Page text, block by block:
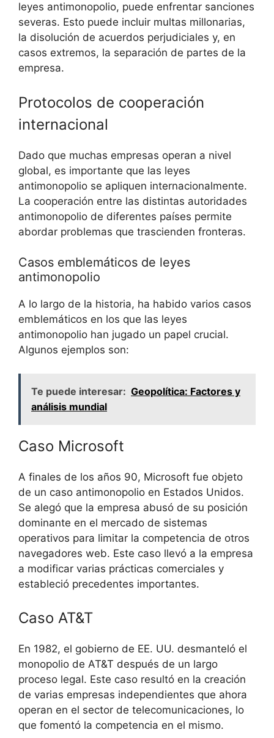
leyes antimonopolio, puede enfrentar sanciones
severas. Esto puede incluir multas millonarias,
la disolución de acuerdos perjudiciales y, en
casos extremos, la separación de partes de la
empresa.
Protocolos de cooperación
internacional
Dado que muchas empresas operan a nivel
global, es importante que las leyes
antimonopolio se apliquen internacionalmente.
La cooperación entre las distintas autoridades
antimonopolio de diferentes países permite
abordar problemas que trascienden fronteras.
Casos emblemáticos de leyes
antimonopolio
A lo largo de la historia, ha habido varios casos
emblemáticos en los que las leyes
antimonopolio han jugado un papel crucial.
Algunos ejemplos son:
Te puede interesar: Geopolítica: Factores y
análisis mundial
Caso Microsoft
A finales de los años 90, Microsoft fue objeto
de un caso antimonopolio en Estados Unidos.
Se alegó que la empresa abusó de su posición
dominante en el mercado de sistemas
operativos para limitar la competencia de otros
navegadores web. Este caso llevó a la empresa
a modificar varias prácticas comerciales y
estableció precedentes importantes.
Caso AT&T
En 1982, el gobierno de EE. UU. desmanteló el
monopolio de AT&T después de un largo
proceso legal. Este caso resultó en la creación
de varias empresas independientes que ahora
operan en el sector de telecomunicaciones, lo
que fomentó la competencia en el mismo.